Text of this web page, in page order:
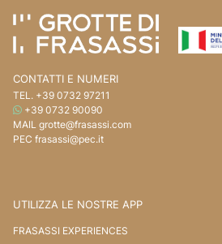
CONTATTI E NUMERI
TEL. +39 0732 97211
WHATSAPP
+39 0732 90090
MAIL grotte@frasassi.com
PEC frasassi@pec.it
UTILIZZA LE NOSTRE APP
FRASASSI EXPERIENCES